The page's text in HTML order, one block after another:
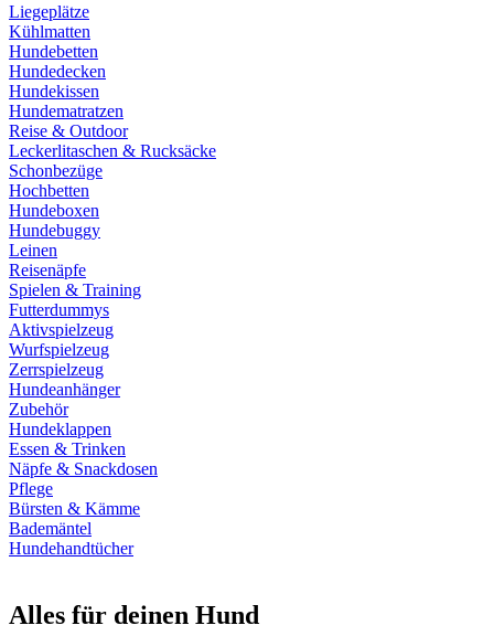
Liegeplätze
Kühlmatten
Hundebetten
Hundedecken
Hundekissen
Hundematratzen
Reise & Outdoor
Leckerlitaschen & Rucksäcke
Schonbezüge
Hochbetten
Hundeboxen
Hundebuggy
Leinen
Reisenäpfe
Spielen & Training
Futterdummys
Aktivspielzeug
Wurfspielzeug
Zerrspielzeug
Hundeanhänger
Zubehör
Hundeklappen
Essen & Trinken
Näpfe & Snackdosen
Pflege
Bürsten & Kämme
Bademäntel
Hundehandtücher
Alles für deinen Hund